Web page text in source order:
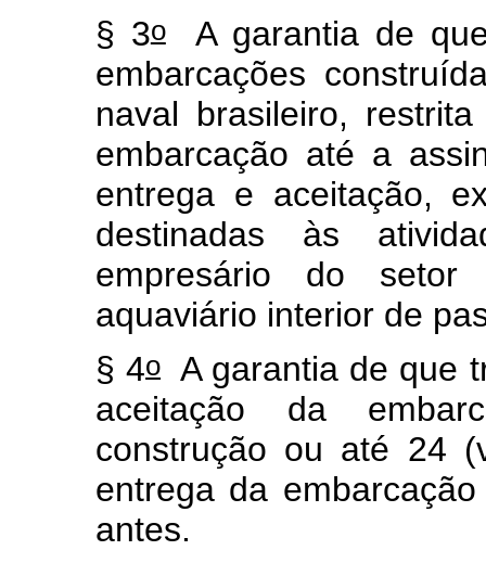
§ 3oA garantia de
embarcações
naval brasileiro,
embarcação até a
entrega e aceitação,
destinadas às
empresário do
aquaviário interior de
§ 4o A garantia de que
aceitação da
construção ou até 24
entrega da
antes.